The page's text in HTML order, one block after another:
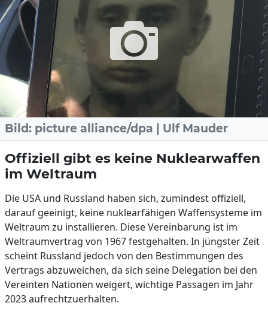
Bild: picture alliance/dpa | Ulf Mauder
Offiziell gibt es keine Nuklearwaffen
im Weltraum
Die USA und Russland haben sich, zumindest offiziell,
darauf geeinigt, keine nuklearfähigen Waffensysteme im
Weltraum zu installieren. Diese Vereinbarung ist im
Weltraumvertrag von 1967 festgehalten. In jüngster Zeit
scheint Russland jedoch von den Bestimmungen des
Vertrags abzuweichen, da sich seine Delegation bei den
Vereinten Nationen weigert, wichtige Passagen im Jahr
2023 aufrechtzuerhalten.